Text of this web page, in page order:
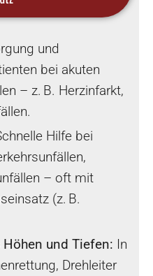
und
bei akuten
– z. B. Herzinfarkt,
Hilfe bei
– oft mit
(z. B.
und Tiefen: In
Drehleiter